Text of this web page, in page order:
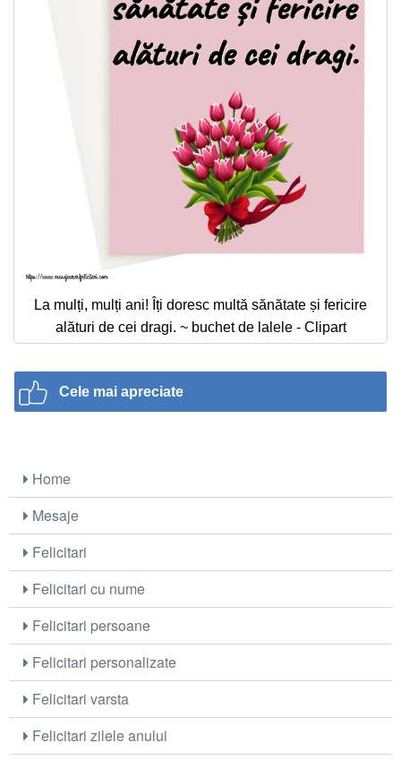
La mulți, mulți ani! Îți doresc multă sănătate și fericire
alături de cei dragi. ~ buchet de lalele - Clipart
Cele mai apreciate
Home
Mesaje
Felicitari
Felicitari cu nume
Felicitari persoane
Felicitari personalizate
Felicitari varsta
Felicitari zilele anului